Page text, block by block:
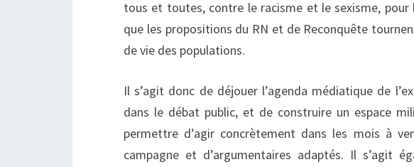
tous et toutes, contre le racisme et le sexisme,
que les propositions du RN et de Reconquête
de vie des populations.
Il s’agit donc de déjouer l’agenda médiatique de
dans le débat public, et de construire un espace
permettre d’agir concrètement dans les mois à
campagne et d’argumentaires adaptés. Il s’agit